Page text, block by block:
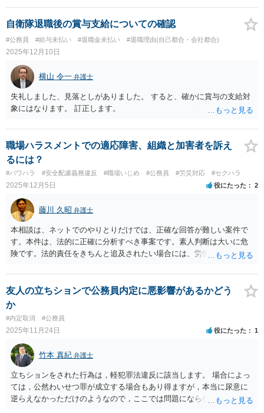
を負う）と考えられているようです。 一度、この分野に詳しい弁護士
に直接資料を持参して相談されることをお勧めします。
いる部分についてはどうしようもありません。懲戒処分を受けるリス
クを負ってまで今後続けるのかどうかは慎重に判断されてください。
自衛隊退職後の賞与支給についての確認
#公務員 #給与未払い #退職金未払い #退職理由(自己都合・会社都合)
2025年12月10日
横山 令一 弁護士
失礼しました、見落としがありました。 すると、確かに賞与の支給対
象にはなります。 訂正します。
職場ハラスメントでの適応障害、組織と加害者を訴え
るには？
#パワハラ #安全配慮義務違反 #職場いじめ #公務員 #労災対応 #セクハラ
2025年12月5日 役にたった 2
藤川 久昭 弁護士
本相談は、ネットでのやりとりだけでは、正確な回答が難しい案件で
す。本件は、法的に正確に分析すべき事案です。素人判断は大いに危
険です。法的責任をきちんと追及されたい場合には、労働法にかなり
正確に分析してもらい、今後の対応を検討するべきです。 【質問】 ・
国家公務員の労働条件やハラスメント案件に詳しい弁護士はいます
か？ →いると思われます。 ・労働審判と裁判、どちらが有利でしょ
うか？ →断言できないのです。 ・会社と加害者個人を併せて訴える
ことは可能ですか？ →民間だと可能です。が、国家公務員ですから
加害者を訴えても法的責任をとえない可能性が高いです。 ・診断書の
指示に反して同じ建物に配置されたことは、安全配慮義務違反にあた
りますか？ →断言できないのです。 ・管理職と補佐で対応に差があ
ることは、不当な取り扱いと認められる可能性がありますか？ →あ
りますが、可能性は行くそうです。 ・嘆願書やハラスメント相談を上
司が握りつぶしたことは、組織的隠蔽や職務怠慢にあたりますか？
→客観的証拠が不可欠です。 ・医師の指示後にようやく組織が動いた
友人の立ちションで公務員内定に悪影響があるかどう
か
#内定取消 #公務員
2025年11月24日 役にたった 1
竹本 真紀 弁護士
立ちションをされた行為は，軽犯罪法違反に該当します。 場合によっ
ては，公然わいせつ罪が成立する場合もあり得ますが，本当に尿意に
逆らえなかっただけのようなので，ここでは問題にならないでしょ